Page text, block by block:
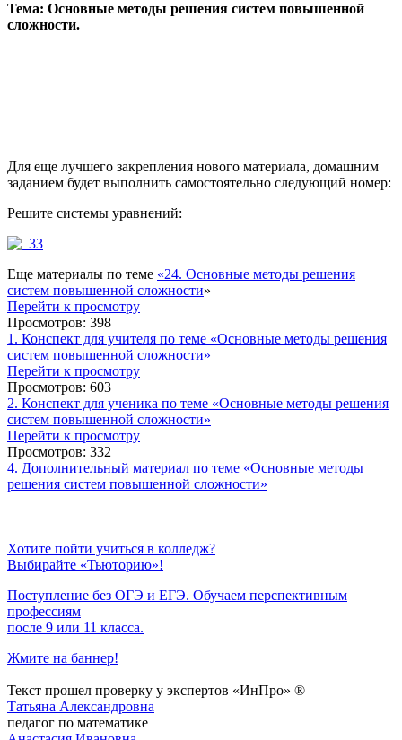
Тема: Основные методы решения систем повышенной
сложности.
Для еще лучшего закрепления нового материала, домашним
заданием будет выполнить самостоятельно следующий номер:
Решите системы уравнений:
Еще материалы по теме «24. Основные методы решения
систем повышенной сложности»
Перейти к просмотру
Просмотров: 398
1. Конспект для учителя по теме «Основные методы решения
систем повышенной сложности»
Перейти к просмотру
Просмотров: 603
2. Конспект для ученика по теме «Основные методы решения
систем повышенной сложности»
Перейти к просмотру
Просмотров: 332
4. Дополнительный материал по теме «Основные методы
решения систем повышенной сложности»
Хотите пойти учиться в колледж?
Выбирайте «Тьюторию»!
Поступление без ОГЭ и ЕГЭ. Обучаем перспективным
профессиям
после 9 или 11 класса.
Жмите на баннер!
Текст прошел проверку у экспертов «ИнПро» ®
Татьяна Александровна
педагог по математике